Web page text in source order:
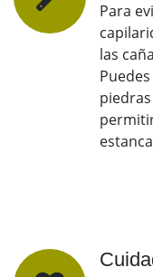
Para
las